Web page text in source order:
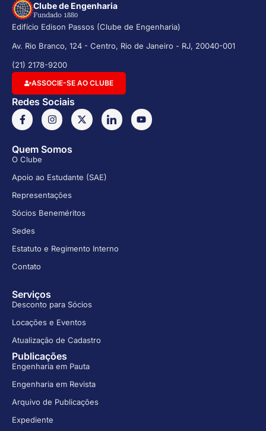
Clube de Engenharia
Fundado 1880
Edifício Edison Passos (Clube de Engenharia)
Av. Rio Branco, 124 - Centro, Rio de Janeiro - RJ, 20040-001
(21) 2178-9200
ASSOCIE-SE AO CLUBE
Redes Sociais
Quem Somos
O Clube
Apoio ao Estudante (SAE)
Representações
Sócios Beneméritos
Sedes
Estatuto e Regimento Interno
Contato
Serviços
Desconto para Sócios
Locações e Eventos
Atualização de Cadastro
Publicações
Engenharia em Pauta
Engenharia em Revista
Arquivo de Publicações
Expediente